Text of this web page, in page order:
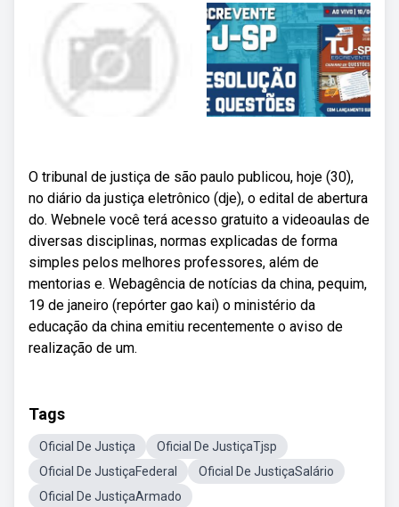
O tribunal de justiça de são paulo publicou, hoje (30),
no diário da justiça eletrônico (dje), o edital de abertura
do. Webnele você terá acesso gratuito a videoaulas de
diversas disciplinas, normas explicadas de forma
simples pelos melhores professores, além de
mentorias e. Webagência de notícias da china, pequim,
19 de janeiro (repórter gao kai) o ministério da
educação da china emitiu recentemente o aviso de
realização de um.
Tags
Oficial De Justiça
Oficial De JustiçaTjsp
Oficial De JustiçaFederal
Oficial De JustiçaSalário
Oficial De JustiçaArmado